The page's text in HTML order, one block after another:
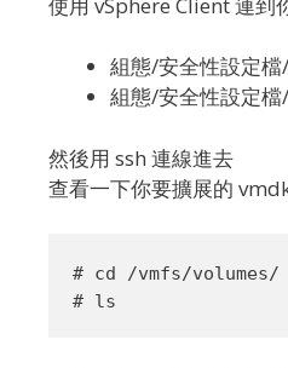
組態/安全性設定
組態/安全性設定
然後用 ssh 連線進去
查看一下你要擴展的
# cd /vmfs/volumes/